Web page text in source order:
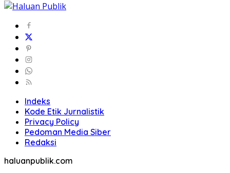
Indeks
Kode Etik Jurnalistik
Privacy Policy
Pedoman Media Siber
Redaksi
haluanpublik.com